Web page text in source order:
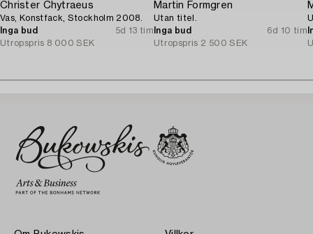
Christer Chytraeus
Vas, Konstfack, Stockholm 2008.
Inga bud
5d 13 tim
Utropspris 8 000 SEK
Martin Formgren
Utan titel.
Inga bud
6d 10 tim
Utropspris 2 500 SEK